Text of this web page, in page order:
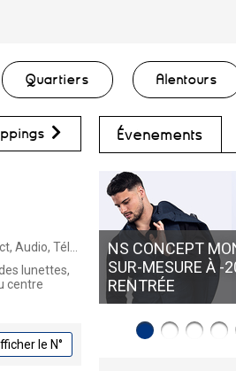
Quartiers Alentours
Opticien
lunettes,
centre
le N°
Évènements
NS CONCEPT
SUR-MESURE À -
RENTRÉE